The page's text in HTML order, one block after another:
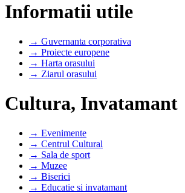
Informatii utile
→ Guvernanta corporativa
→ Proiecte europene
→ Harta orasului
→ Ziarul orasului
Cultura, Invatamant
→ Evenimente
→ Centrul Cultural
→ Sala de sport
→ Muzee
→ Biserici
→ Educatie si invatamant